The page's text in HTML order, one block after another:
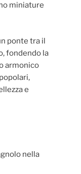
miniature
ponte tra il
fondendo la
armonico
e
nella